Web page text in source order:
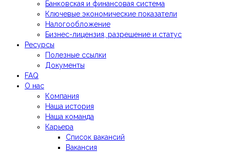
Банковская и финансовая система
Ключевые экономические показатели
Налогообложение
Бизнес-лицензия, разрешение и статус
Ресурсы
Полезные ссылки
Документы
FAQ
О нас
Компания
Наша история
Наша команда
Карьера
Список вакансий
Вакансия